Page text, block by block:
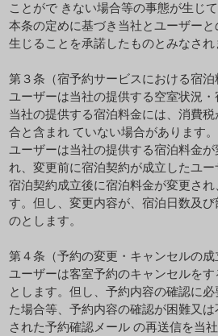
ことがで きない場合等の事態が⽣じ
本条の定めに基づき当社とユーザー
⽣じることを承諾したものとみなされ
第３条（宿予約サービスにおける宿泊
ユーザーは当社の提供する空室状況
当社の提供する宿泊料⾦には、消費
合と含まれ ていない場合があります。
ユーザーは当社の提供する宿泊料⾦
れ、変更前に宿泊契約が成⽴したユ
宿泊契約成⽴後に宿泊料⾦が変更さ
す。但し、変更内容が、宿泊⽇数及
のとします。
第４条（予約の変更・キャンセルの成
ユーザーは客室予約のキャンセルを
とします。但し、予約内容の確認に
た場合等、予約内容の確認が困難⼜
された予約確認メール の再送信を当